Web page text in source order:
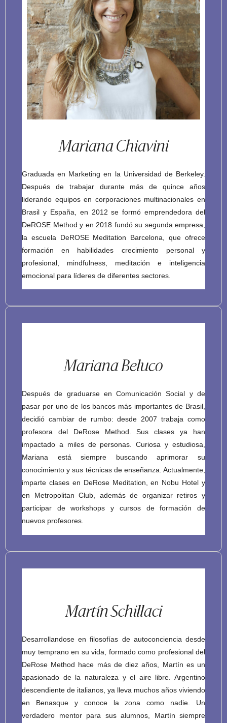
Mariana Chiavini
Graduada en Marketing en la Universidad de Berkeley.
Después de trabajar durante más de quince años
liderando equipos en corporaciones multinacionales en
Brasil y España, en 2012 se formó emprendedora del
DeROSE Method y en 2018 fundó su segunda empresa,
la escuela DeROSE Meditation Barcelona, que ofrece
formación en habilidades crecimiento personal y
profesional, mindfulness, meditación e inteligencia
emocional para líderes de diferentes sectores.
Mariana Beluco
Después de graduarse en Comunicación Social y de
pasar por uno de los bancos más importantes de Brasil,
decidió cambiar de rumbo: desde 2007 trabaja como
profesora del DeRose Method. Sus clases ya han
impactado a miles de personas. Curiosa y estudiosa,
Mariana está siempre buscando aprimorar su
conocimiento y sus técnicas de enseñanza. Actualmente,
imparte clases en DeRose Meditation, en Nobu Hotel y
en Metropolitan Club, además de organizar retiros y
participar de workshops y cursos de formación de
nuevos profesores.
Martín Schillaci
Desarrollandose en filosofías de autoconciencia desde
muy temprano en su vida, formado como profesional del
DeRose Method hace más de diez años, Martín es un
apasionado de la naturaleza y el aire libre. Argentino
descendiente de italianos, ya lleva muchos años viviendo
en Benasque y conoce la zona como nadie. Un
verdadero mentor para sus alumnos, Martín siempre